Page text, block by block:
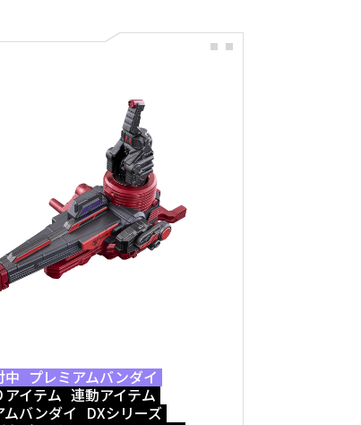
中 プレミアムバンダイ
アイテム 連動アイテム
ムバンダイ DXシリーズ